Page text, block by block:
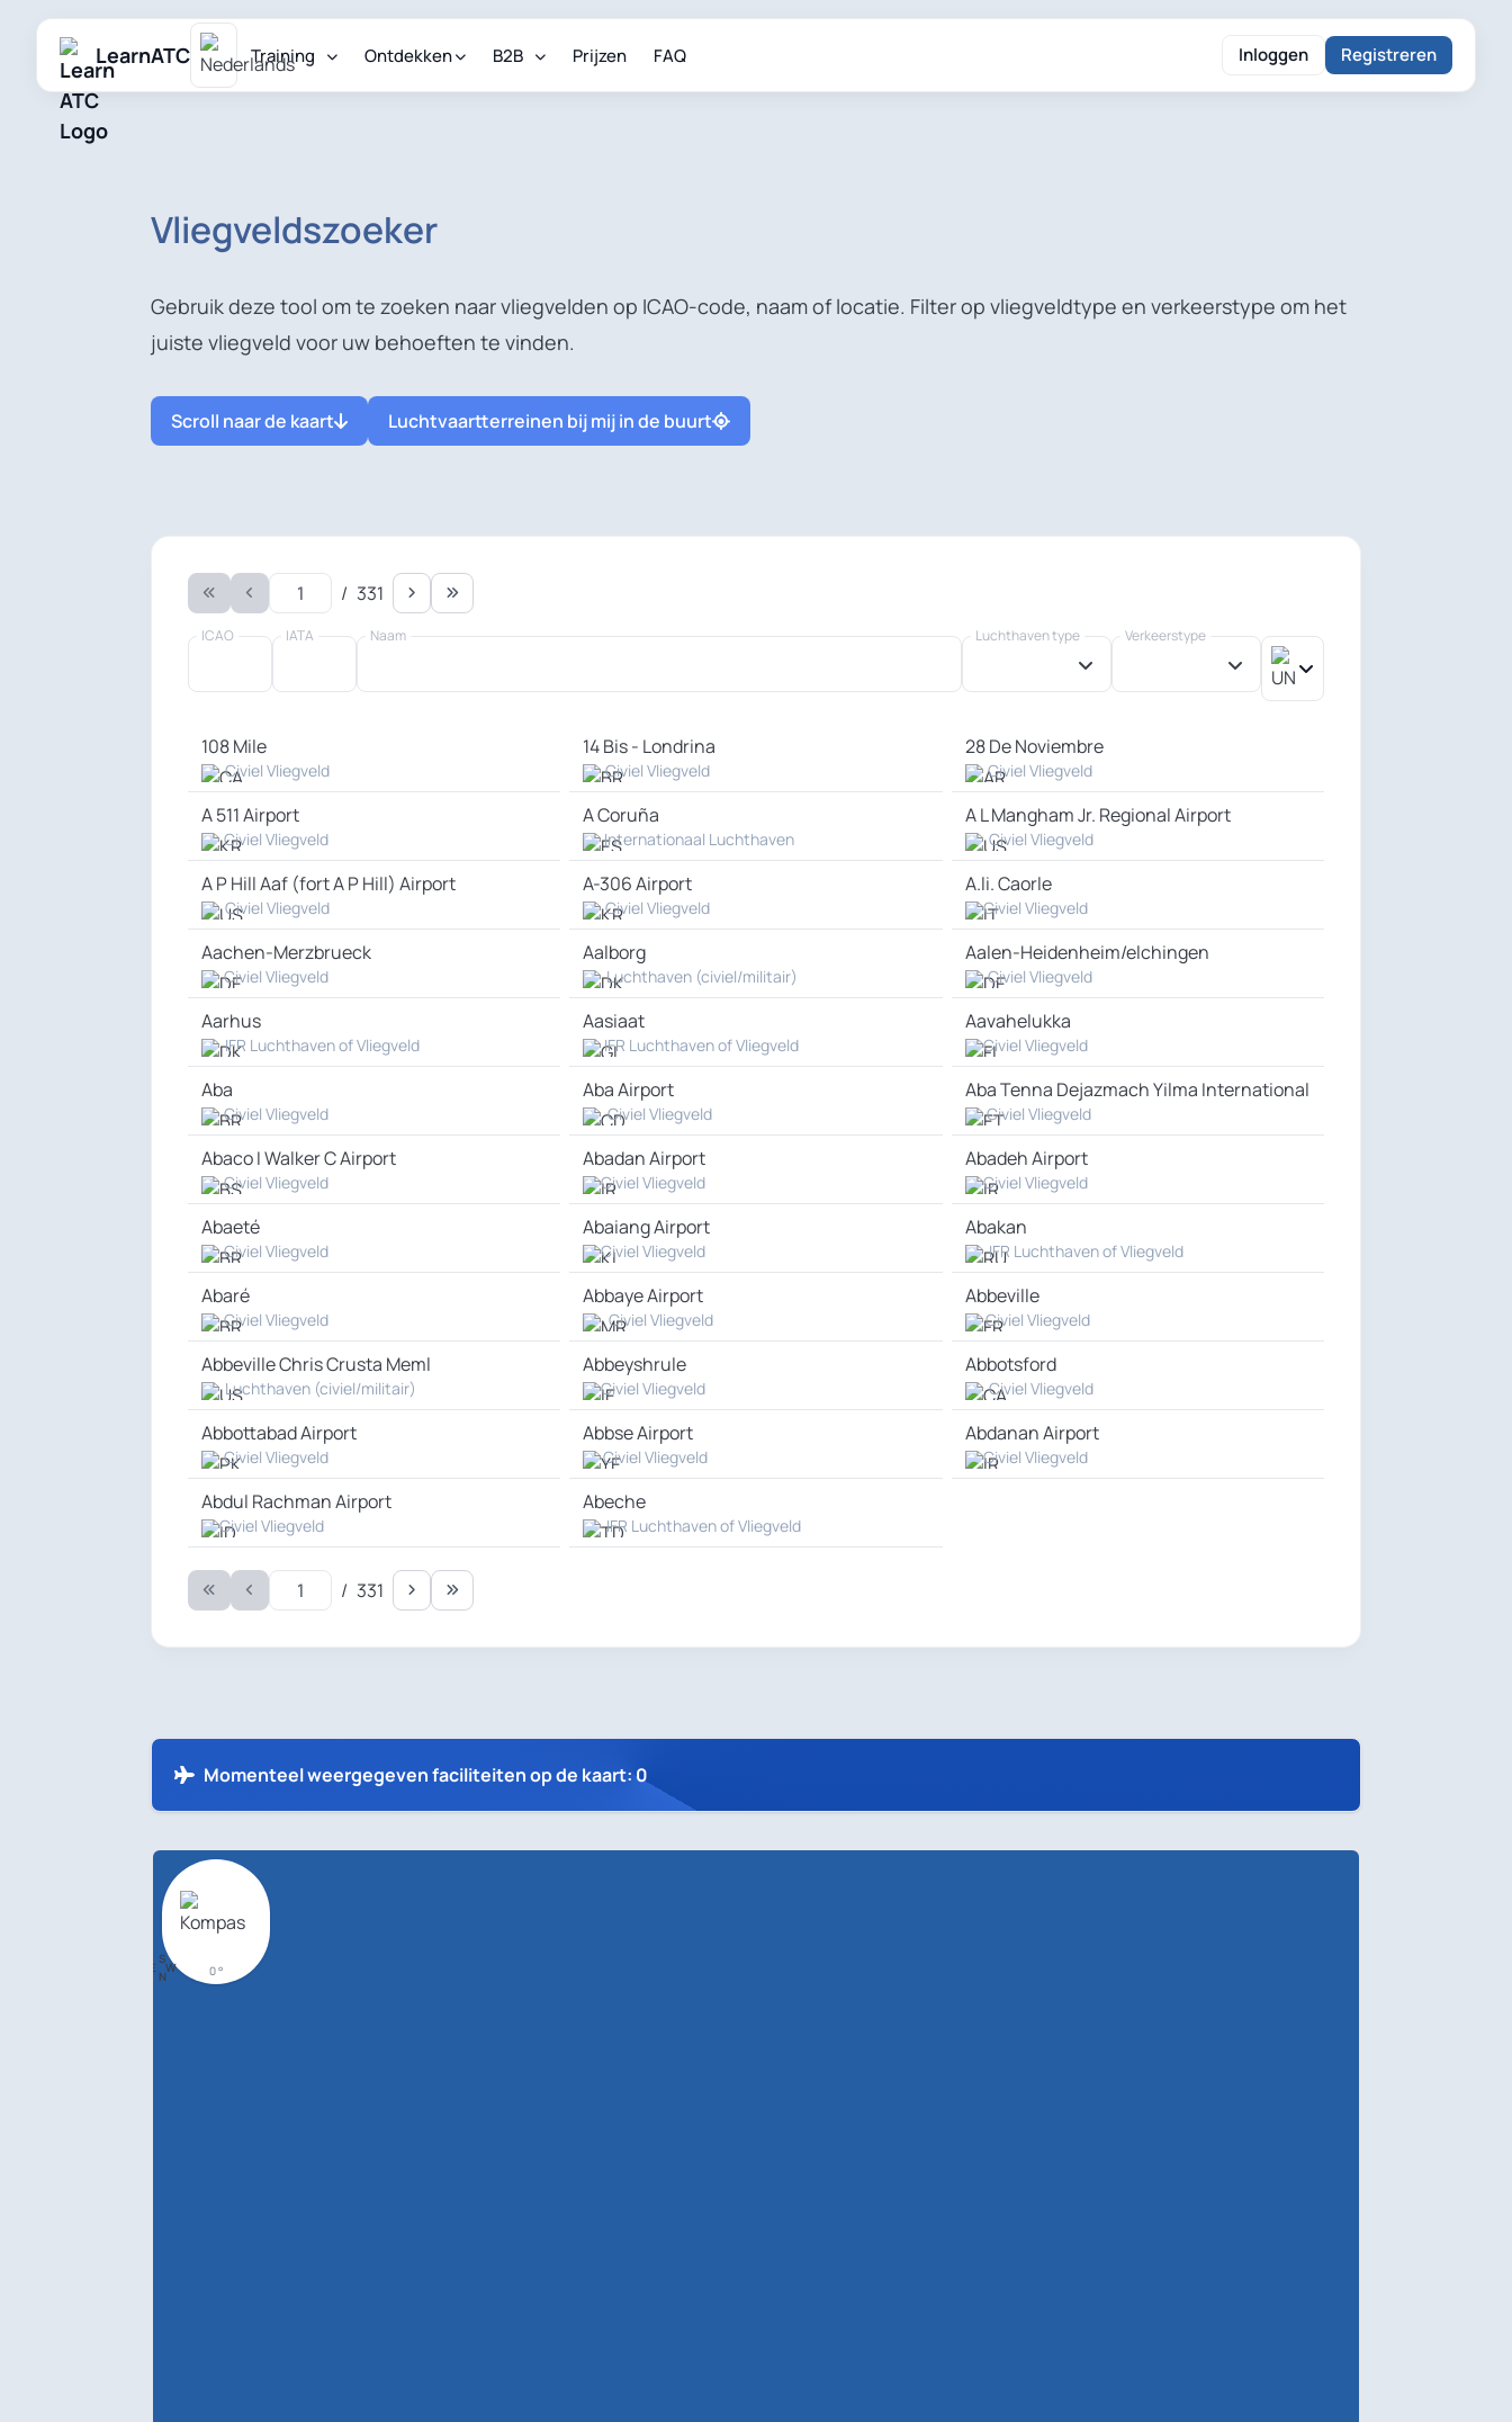
LearnATC Training Ontdekken B2B Prijzen FAQ Inloggen Registreren
Vliegveldszoeker
Gebruik deze tool om te zoeken naar vliegvelden op ICAO-code, naam of locatie. Filter op vliegveldtype en verkeerstype om het
juiste vliegveld voor uw behoeften te vinden.
Scroll naar de kaart Luchtvaartterreinen bij mij in de buurt
/ 331
ICAO IATA Naam Luchthaven type Verkeerstype
108 Mile
Civiel Vliegveld
14 Bis - Londrina
Civiel Vliegveld
28 De Noviembre
Civiel Vliegveld
A 511 Airport
Civiel Vliegveld
A Coruña
Internationaal Luchthaven
A L Mangham Jr. Regional Airport
Civiel Vliegveld
A P Hill Aaf (fort A P Hill) Airport
Civiel Vliegveld
A-306 Airport
Civiel Vliegveld
A.li. Caorle
Civiel Vliegveld
Aachen-Merzbrueck
Civiel Vliegveld
Aalborg
Luchthaven (civiel/militair)
Aalen-Heidenheim/elchingen
Civiel Vliegveld
Aarhus
IFR Luchthaven of Vliegveld
Aasiaat
IFR Luchthaven of Vliegveld
Aavahelukka
Civiel Vliegveld
Aba
Civiel Vliegveld
Aba Airport
Civiel Vliegveld
Aba Tenna Dejazmach Yilma International
Civiel Vliegveld
Abaco I Walker C Airport
Civiel Vliegveld
Abadan Airport
Civiel Vliegveld
Abadeh Airport
Civiel Vliegveld
Abaeté
Civiel Vliegveld
Abaiang Airport
Civiel Vliegveld
Abakan
IFR Luchthaven of Vliegveld
Abaré
Civiel Vliegveld
Abbaye Airport
Civiel Vliegveld
Abbeville
Civiel Vliegveld
Abbeville Chris Crusta Meml
Luchthaven (civiel/militair)
Abbeyshrule
Civiel Vliegveld
Abbotsford
Civiel Vliegveld
Abbottabad Airport
Civiel Vliegveld
Abbse Airport
Civiel Vliegveld
Abdanan Airport
Civiel Vliegveld
Abdul Rachman Airport
Civiel Vliegveld
Abeche
IFR Luchthaven of Vliegveld
/ 331
Momenteel weergegeven faciliteiten op de kaart: 0
N
S
W
E 0 °